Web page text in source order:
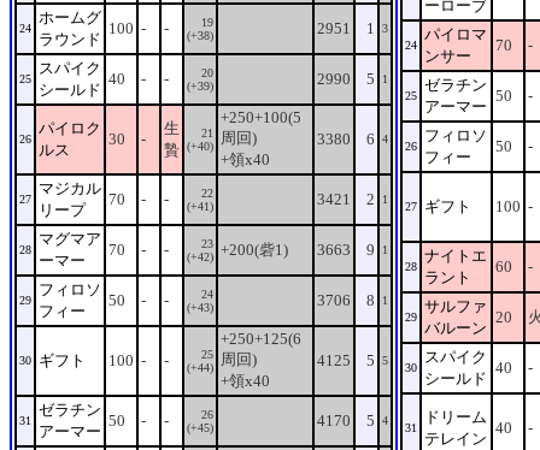
24
ホームグ
ラウンド
100 - -
19
(+38)
2951 1 3
25
スパイク
シールド
40 - -
20
(+39)
2990 5 1
26
パイロク
ルス
30 -
生
贄
21
(+40)
+250+100(5
周回)
+領x40
3380 6 4
27
マジカル
リープ
70 - -
22
(+41)
3421 2 1
28
マグマア
ーマー
70 - -
23
(+42) +200(砦1) 3663 9 1
29
フィロソ
フィー
50 - -
24
(+43)
3706 8 1
30 ギフト 100 - -
25
(+44)
+250+125(6
周回)
+領x40
4125 5 5
31
ゼラチン
アーマー
50 - -
26
(+45)
4170 5 4
ーローブ
24
パイロマ
ンサー
70 -
25
ゼラチン
アーマー
50 -
26
フィロソ
フィー
50 -
27 ギフト 100 -
28
ナイトエ
ラント
60 -
29
サルファ
バルーン
20
30
スパイク
シールド
40 -
31
ドリーム
テレイン
40 -